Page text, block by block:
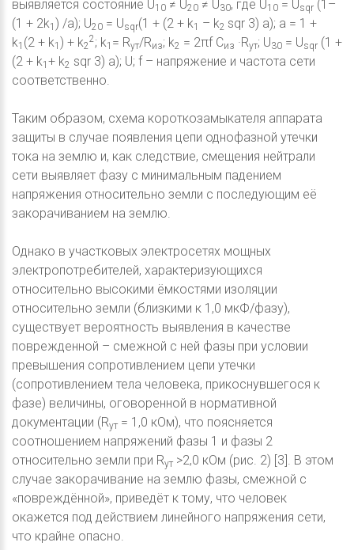
выявляется состояние U10 ≠ U20 ≠ U30, где U10 = Usqr (1–
(1 + 2k1 ) /a); U20 = Usqr(1 + (2 + k1 – k2 sqr 3) a); a = 1 +
k1 (2 + k1 ) + k2
2 ; k1 = Rут/Rиз; k2 = 2πf Cиз ·Rут; U30 = Usqr (1 +
(2 + k1 + k2 sqr 3) a); U; f – напряжение и частота сети
соответственно.
Таким образом, схема короткозамыкателя аппарата
защиты в случае появления цепи однофазной утечки
тока на землю и, как следствие, смещения нейтрали
сети выявляет фазу с минимальным падением
напряжения относительно земли с последующим её
закорачиванием на землю.
Однако в участковых электросетях мощных
электропотребителей, характеризующихся
относительно высокими ёмкостями изоляции
относительно земли (близкими к 1,0 мкФ/фазу),
существует вероятность выявления в качестве
поврежденной – смежной с ней фазы при условии
превышения сопротивлением цепи утечки
(сопротивлением тела человека, прикоснувшегося к
фазе) величины, оговоренной в нормативной
документации (Rут = 1,0 кОм), что поясняется
соотношением напряжений фазы 1 и фазы 2
относительно земли при Rут >2,0 кОм (рис. 2) [3]. В этом
случае закорачивание на землю фазы, смежной с
«повреждённой», приведёт к тому, что человек
окажется под действием линейного напряжения сети,
что крайне опасно.